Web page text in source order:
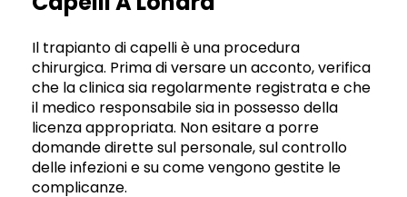
Il trapianto di capelli è una procedura
chirurgica. Prima di versare un acconto, verifica
che la clinica sia regolarmente registrata e che
il medico responsabile sia in possesso della
licenza appropriata. Non esitare a porre
domande dirette sul personale, sul controllo
delle infezioni e su come vengono gestite le
complicanze.